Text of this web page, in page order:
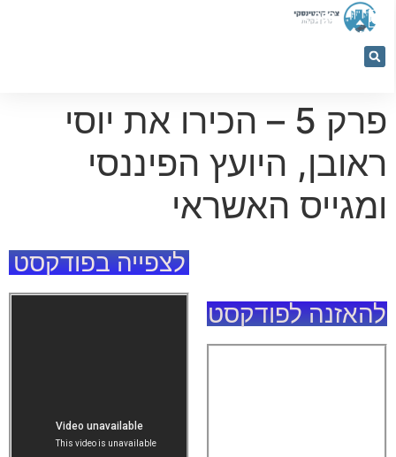
053-
5366884
פרק 5 – הכירו את יוסי
ראובן, היועץ הפיננסי
ומגייס האשראי
להאזנה לפודקסט
לצפייה בפודקסט